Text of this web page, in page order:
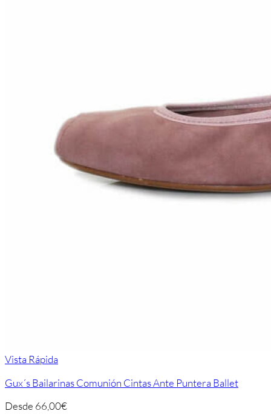
Vista Rápida
Gux´s Bailarinas Comunión Cintas Ante Puntera Ballet
Desde 66,00€